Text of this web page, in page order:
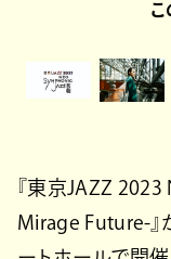
こ
『東京JAZZ
Mirage Future-』